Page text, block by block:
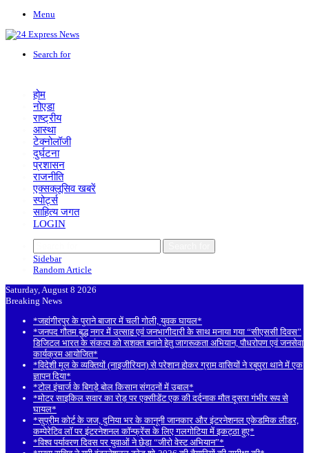
Menu
Search for
होम
नोएडा
राष्ट्रीय
आस्था
टेक्नोलॉजी
दुर्घटना
प्रशासन
राजनीति
एक्सक्लूसिव खबरें
स्पोर्ट्स
साहित्य जगत
LOGIN
Sidebar
Random Article
Saturday, August 8 2026
Breaking News
*जहांगीरपुर के पुराने बाजार में चली गोली, युवक घायल*
*जनपद गौतम बुद्ध नगर में उत्साह एवं जनभागीदारी के साथ मनाया गया “सीएससी दिवस”
डिजिटल भारत के संकल्प को सशक्त बनाने हेतु जागरूकता अभियान, पौधरोपण एवं जनसेवा
कार्यक्रम आयोजित*
*विदेशी मूल के व्यक्तियों (नाइजीरियन) से परेशान होकर ग्राम वासियों ने रबूपुरा थाने में एक
ज्ञापन दिया*
*टोल इंचार्ज के बिगड़े बोल किसान संगठनों में उबाल*
*मोटर साइकिल सवार का रोड़ पर एक्सीडेंट एक की दर्दनाक मौत दूसरा गंभीर रूप से
घायल*
*सुप्रीम कोर्ट के जज, दुनिया भर के कानूनी जानकार और इंटरनेशनल एकेडमिक लीडर,
कम्पेरेटिव लॉ पर इंटरनेशनल कॉन्फ्रेंस के लिए गलगोटिया में इकट्ठा हुए*
*विश्व पर्यावरण दिवस पर युवाओं ने छेड़ा “जीरो वेस्ट अभियान”*